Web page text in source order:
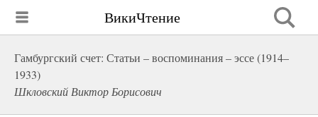
ВикиЧтение
Гамбургский счет: Статьи – воспоминания – эссе (1914–
1933)
Шкловский Виктор Борисович